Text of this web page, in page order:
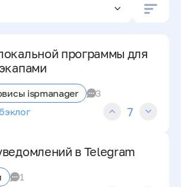
программы для
ispmanager
3
7
в Telegram
1